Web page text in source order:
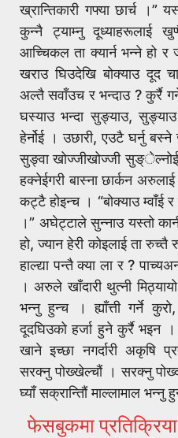
ख्रान्तिकारी गफ्या छार्च ।”
कुन्नै ट्याम्नु दूध्याहरूलाई
आच्चिकल ता क्यार्न भन्ने हो र
खराउ घिउदेखि बोक्याउ दूद
अल्तै सवाँउच र भन्दाउ ? कुर्रै
घस्याउ भन्दा सुङ्याउ,
हेर्नोई । उछारी, एउटै घर्नु बस्ने
सुङ्वा खोज्जीखोज्जी सुङ्ेल्नोई
हक्नेईगरी बास्ना छार्कन अरुलाई
कट्टै होइन्च । “बोक्याउ म्वाँई
।” अघेट्टाले सुन्नाउ यस्तो
हो, ज्यान हेरी कोइलाई ता रुच्तै
हाल्द्या पन्तै क्या ला र ?
। अरुले खाँदारी थुत्नी मिठ्यायो
भन्नु हुन्च । ह्याँत्ती गर्ने
दूदघिउको हर्जा हुने कुर्रै भइन
खाने इच्छा नगर्दारी अकृषि
सरक्नु पोख्खेल्चौं । सरक्नु
घ्याँ सक्रान्तिौं माल्लामाल भन्नु
फेसबुकमा